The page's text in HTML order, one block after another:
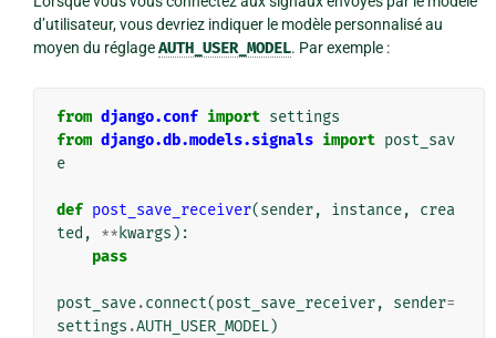
d’utilisateur, vous devriez indiquer le modèle personnalisé au
moyen du réglageAUTH_USER_MODEL. Par exemple :
from django.conf import settings
from django.db.models.signals import post_sav
e
def post_save_receiver(sender, instance,
crea
ted , ** kwargs ):
pass
post_save.connect(post_save_receiver, sender=
settings .AUTH_USER_MODEL)